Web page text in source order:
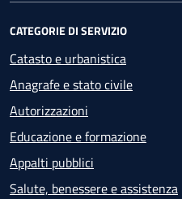
CATEGORIE DI SERVIZIO
Catasto e urbanistica
Anagrafe e stato civile
Autorizzazioni
Educazione e formazione
Appalti pubblici
Salute, benessere e assistenza